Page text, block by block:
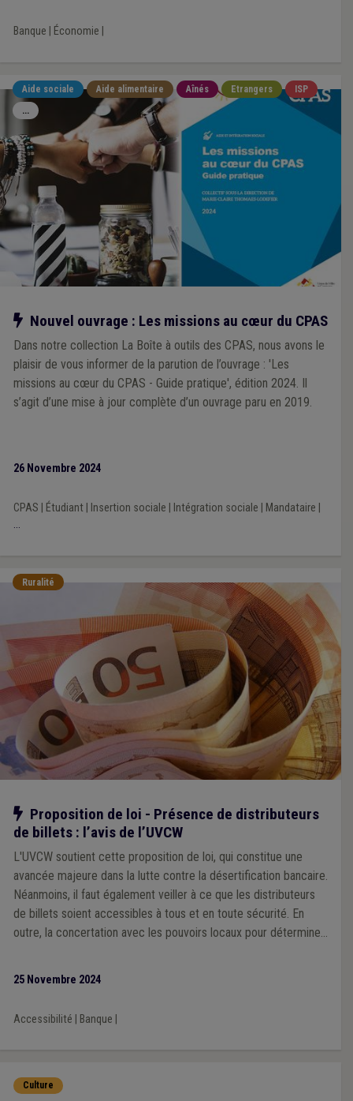
Banque Économie
Aide sociale Aide alimentaire Aînés Etrangers
ISP
...
Notre action
Nouvel ouvrage : Les missions au cœur du CPAS
Dans notre collection La Boîte à outils des CPAS, nous avons le
plaisir de vous informer de la parution de l’ouvrage : 'Les
missions au cœur du CPAS - Guide pratique', édition 2024. Il
s’agit d’une mise à jour complète d’un ouvrage paru en 2019.
26 Novembre 2024
CPAS Étudiant| Insertion sociale Intégration sociale Mandataire
...
Ruralité
Notre action
Proposition de loi - Présence de distributeurs
de billets : l’avis de l’UVCW
L'UVCW soutient cette proposition de loi, qui constitue une
avancée majeure dans la lutte contre la désertification bancaire.
Néanmoins, il faut également veiller à ce que les distributeurs
de billets soient accessibles à tous et en toute sécurité. En
outre, la concertation avec les pouvoirs locaux pour déterminer
25 Novembre 2024
Accessibilité Banque
Culture